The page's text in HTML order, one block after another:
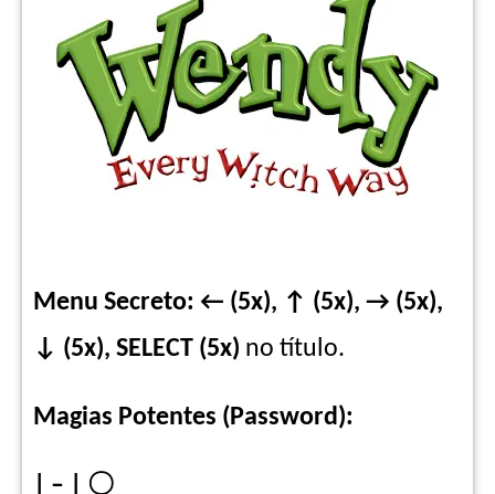
Menu Secreto: ← (5x), ↑ (5x), → (5x),
↓ (5x), SELECT (5x) no título.
Magias Potentes (Password):
| – | 〇